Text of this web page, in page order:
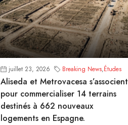
juillet 23, 2026 Breaking News,Études
Aliseda et Metrovacesa s’associent
pour commercialiser 14 terrains
destinés à 662 nouveaux
logements en Espagne.